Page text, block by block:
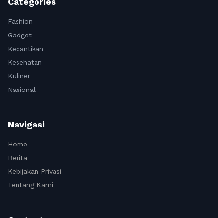
Fashion
Gadget
Kecantikan
Kesehatan
Kuliner
Nasional
Navigasi
Home
Berita
Kebijakan Privasi
Tentang Kami